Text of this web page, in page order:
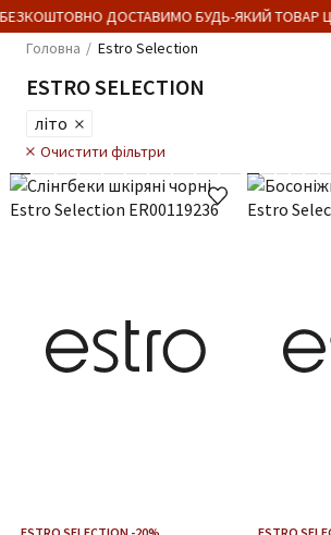
ДОСТАВИМО БУДЬ-ЯКИЙ ТОВАР
Головна
Estro Selection
ESTRO SELECTION
літо
Очистити фільтри
ESTRO SELECTION -20% ESTRO